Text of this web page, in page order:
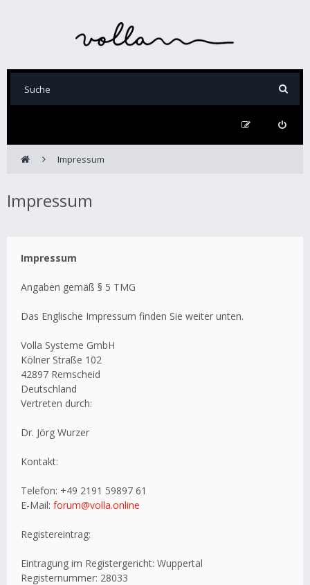
Impressum
Impressum
Impressum
Angaben gemäß § 5 TMG
Das Englische Impressum finden Sie weiter unten.
Volla Systeme GmbH
Kölner Straße 102
42897 Remscheid
Deutschland
Vertreten durch:
Dr. Jörg Wurzer
Kontakt:
Telefon: +49 2191 59897 61
E-Mail: forum@volla.online
Registereintrag:
Eintragung im Registergericht: Wuppertal
Registernummer: 28033